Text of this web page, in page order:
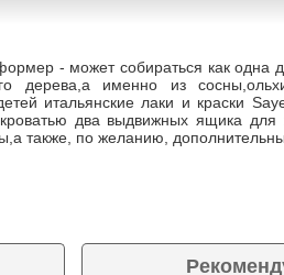
- может собираться как одна
дерева,а именно из
итальянские лаки и краски
два выдвижных ящика
также, по желанию,